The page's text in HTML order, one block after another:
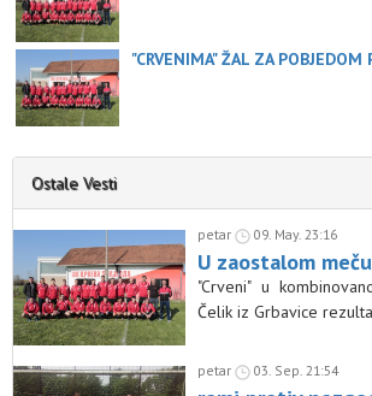
"CRVENIMA" ŽAL ZA POBJEDOM
Ostale Vesti
petar 09. May. 23:16
U zaostalom
"Crveni" u
Čelik iz Grbavice
petar 03. Sep. 21:54